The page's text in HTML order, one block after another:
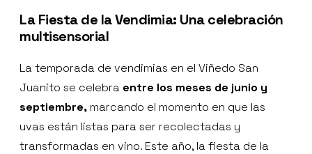
La Fiesta de la Vendimia: Una celebración
multisensorial
La temporada de vendimias en el Viñedo San
Juanito se celebra entre los meses de junio y
septiembre, marcando el momento en que las
uvas están listas para ser recolectadas y
transformadas en vino. Este año, la fiesta de la